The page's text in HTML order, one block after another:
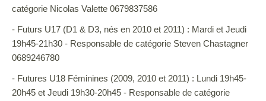
catégorie Nicolas Valette 0679837586
- Futurs U17 (D1 & D3, nés en 2010 et 2011) : Mardi et Jeudi
19h45-21h30 - Responsable de catégorie Steven Chastagner
0689246780
- Futures U18 Féminines (2009, 2010 et 2011) : Lundi 19h45-
20h45 et Jeudi 19h30-20h45 - Responsable de catégorie